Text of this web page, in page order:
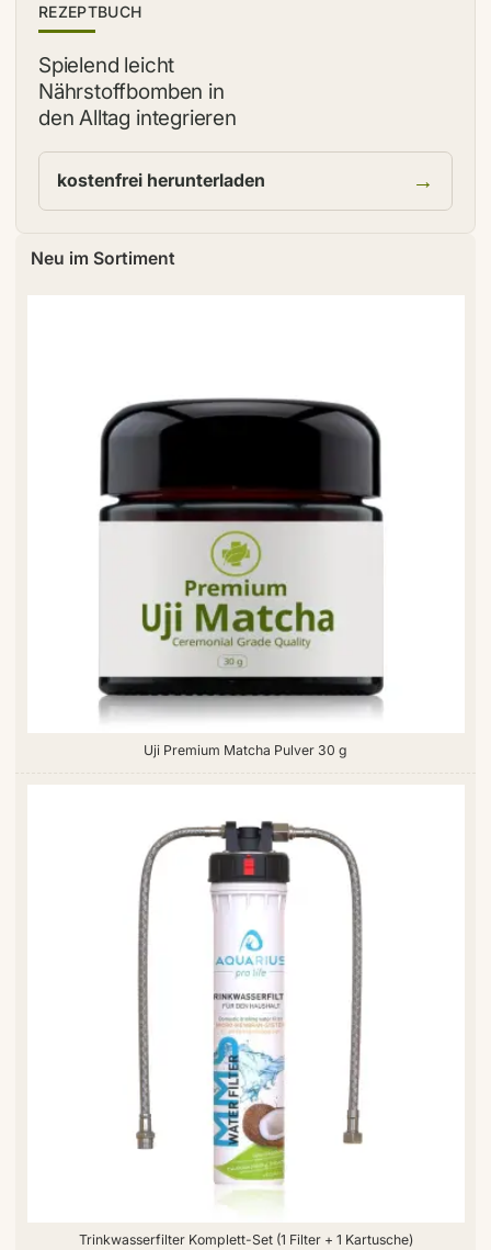
REZEPTBUCH
Spielend leicht
Nährstoffbomben in
den Alltag integrieren
kostenfrei herunterladen →
Neu im Sortiment
Uji Premium Matcha Pulver 30 g
Trinkwasserfilter Komplett-Set (1 Filter + 1 Kartusche)